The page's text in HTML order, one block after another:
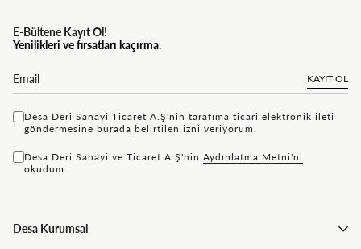
E-Bültene Kayıt Ol!
Yenilikleri ve fırsatları kaçırma.
KAYIT OL
Desa Deri Sanayi Ticaret A.Ş'nin tarafıma ticari elektronik ileti
göndermesine bu rada belirtilen izni veriyorum.
Desa Deri Sanayi ve Ticaret A.Ş'nin Aydınlatma Metni'ni
okudum.
Desa Kurumsal